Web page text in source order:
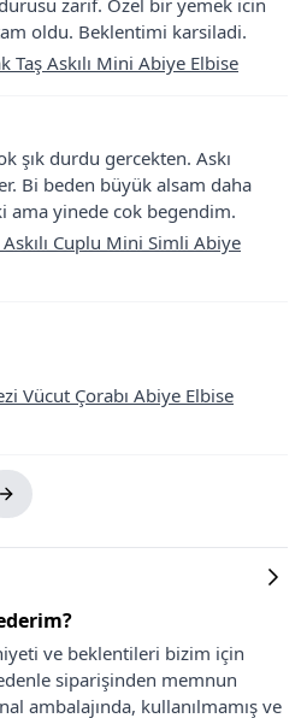
oldu. Beklentimi karsiladi.
Taş Askılı Mini Abiye Elbise
şık durdu gercekten. Askı
Bi beden büyük alsam daha
ama yinede cok begendim.
Askılı Cuplu Mini Simli Abiye
Vücut Çorabı Abiye Elbise
ve beklentileri bizim için
siparişinden memnun
ambalajında, kullanılmamış ve